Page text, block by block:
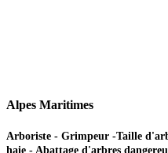
Alpes Maritimes
Arboriste - Grimpeur -Taille
haie - Abattage d'arbres